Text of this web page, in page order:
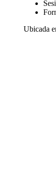
Ubicada